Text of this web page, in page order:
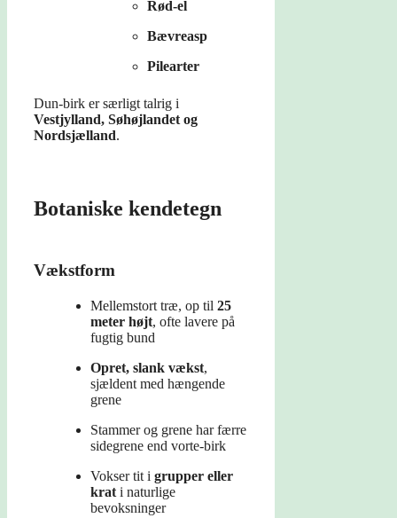
Rød-el
Bævreasp
Pilearter
Dun-birk er særligt talrig i
Vestjylland, Søhøjlandet og
Nordsjælland.
Botaniske kendetegn
Vækstform
Mellemstort træ, op til 25
meter højt, ofte lavere på
fugtig bund
Opret, slank vækst,
sjældent med hængende
grene
Stammer og grene har færre
sidegrene end vorte-birk
Vokser tit i grupper eller
krat i naturlige
bevoksninger